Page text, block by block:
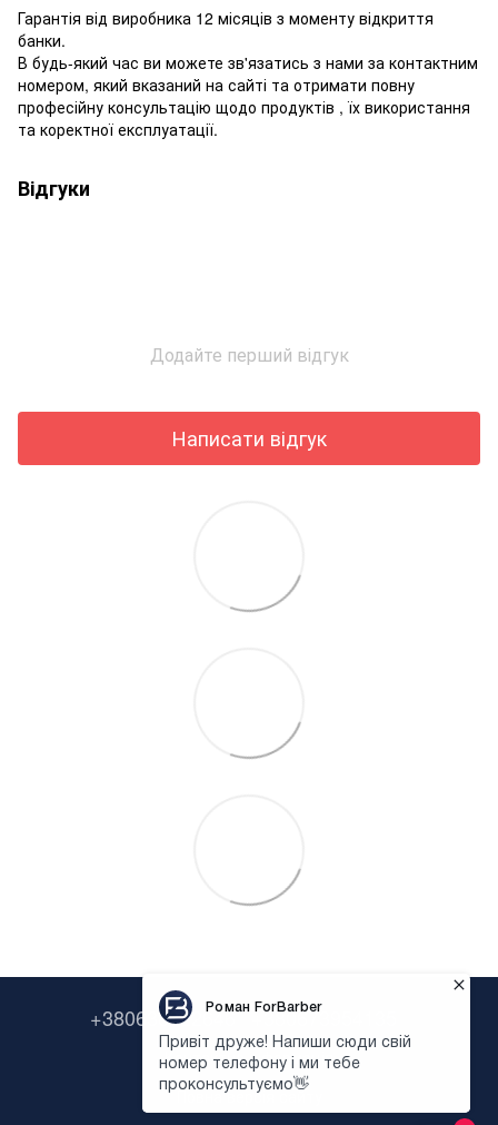
Гарантія від виробника 12 місяців з моменту відкриття
банки.
В будь-який час ви можете зв'язатись з нами за контактним
номером, який вказаний на сайті та отримати повну
професійну консультацію щодо продуктів , їх використання
та коректної експлуатації.
Відгуки
Додайте перший відгук
Написати відгук
+380638322646 +380673954135
Контактна інформація
Повна версія сайту